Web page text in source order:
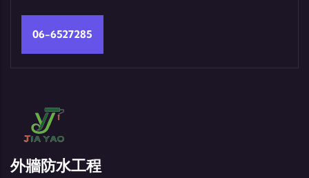
06-6527285
外牆防水工程